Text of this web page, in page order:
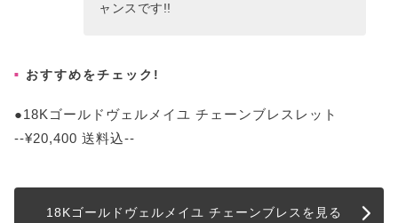
ャンスです!!
おすすめをチェック!
●18Kゴールドヴェルメイユ チェーンブレスレット
--¥20,400 送料込--
18Kゴールドヴェルメイユ チェーンブレスを見る